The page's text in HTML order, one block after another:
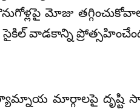
మోజు
సైకిల్ వాడకాన్ని
ప్రత్యామ్నాయ మార్గాలపై